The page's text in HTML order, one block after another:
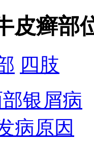
皮癣部
四肢